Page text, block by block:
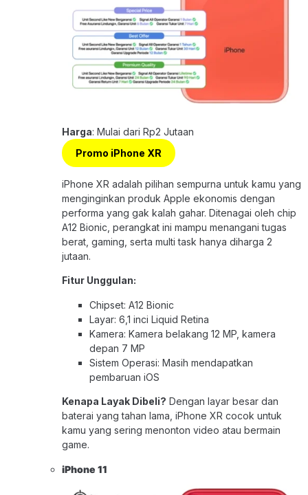
Harga: Mulai dari Rp2 Jutaan
Promo iPhone XR
iPhone XR adalah pilihan sempurna untuk kamu yang
menginginkan produk Apple ekonomis dengan
performa yang gak kalah gahar. Ditenagai oleh chip
A12 Bionic, perangkat ini mampu menangani tugas
berat, gaming, serta multi task hanya diharga 2
jutaan.
Fitur Unggulan:
Chipset: A12 Bionic
Layar: 6,1 inci Liquid Retina
Kamera: Kamera belakang 12 MP, kamera
depan 7 MP
Sistem Operasi: Masih mendapatkan
pembaruan iOS
Kenapa Layak Dibeli? Dengan layar besar dan
baterai yang tahan lama, iPhone XR cocok untuk
kamu yang sering menonton video atau bermain
game.
iPhone 11